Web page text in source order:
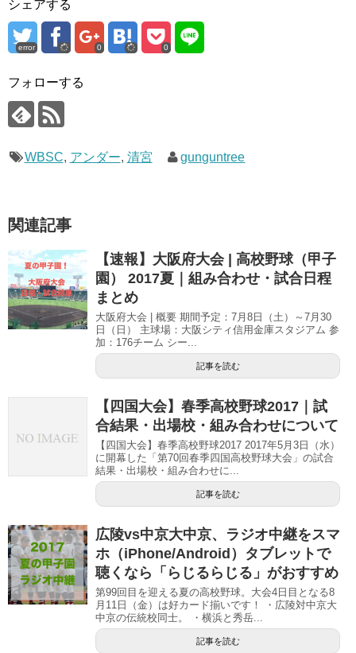
r
で
共
(
新
ウ
ィ
ン
ド
ウ
で
ま
す
は
ク
リ
ッ
て
く
い
ウ
す
)
共
有
新
ま
す
シェアする
error 0 0
フォローする
WBSC, アンダー, 清宮 gunguntree
関連記事
【速報】大阪府大会 | 高校野球（甲子
園） 2017夏｜組み合わせ・試合日程
まとめ
大阪府大会 | 概要 期間予定：7月8日（土）～7月30
日（日） 主球場：大阪シティ信用金庫スタジアム 参
加：176チーム シー...
記事を読む
【四国大会】春季高校野球2017｜試
合結果・出場校・組み合わせについて
【四国大会】春季高校野球2017 2017年5月3日（水）
に開幕した「第70回春季四国高校野球大会」の試合
結果・出場校・組み合わせに...
記事を読む
広陵vs中京大中京、ラジオ中継をスマ
ホ（iPhone/Android）タブレットで
聴くなら「らじるらじる」がおすすめ
第99回目を迎える夏の高校野球。大会4日目となる8
月11日（金）は好カード揃いです！ ・広陵対中京大
中京の伝統校同士。 ・横浜と秀岳...
記事を読む